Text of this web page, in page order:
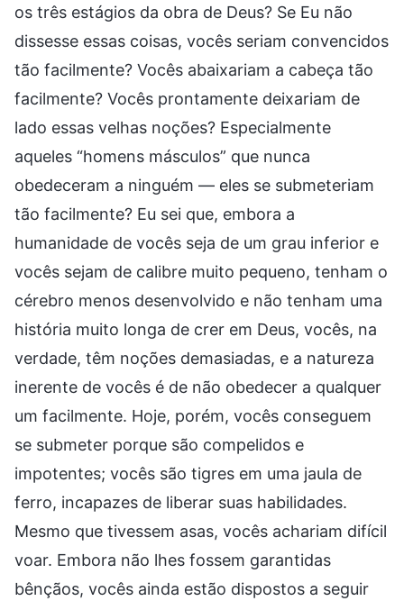
os três estágios da obra de Deus? Se Eu não
dissesse essas coisas, vocês seriam convencidos
tão facilmente? Vocês abaixariam a cabeça tão
facilmente? Vocês prontamente deixariam de
lado essas velhas noções? Especialmente
aqueles “homens másculos” que nunca
obedeceram a ninguém — eles se submeteriam
tão facilmente? Eu sei que, embora a
humanidade de vocês seja de um grau inferior e
vocês sejam de calibre muito pequeno, tenham o
cérebro menos desenvolvido e não tenham uma
história muito longa de crer em Deus, vocês, na
verdade, têm noções demasiadas, e a natureza
inerente de vocês é de não obedecer a qualquer
um facilmente. Hoje, porém, vocês conseguem
se submeter porque são compelidos e
impotentes; vocês são tigres em uma jaula de
ferro, incapazes de liberar suas habilidades.
Mesmo que tivessem asas, vocês achariam difícil
voar. Embora não lhes fossem garantidas
bênçãos, vocês ainda estão dispostos a seguir